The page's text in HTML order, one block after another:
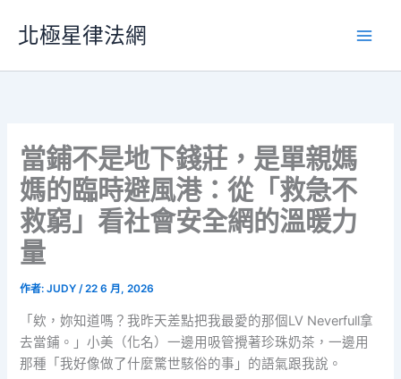
要
北極星律法網
當鋪不是地下錢莊，是單親媽
媽的臨時避風港：從「救急不
救窮」看社會安全網的溫暖力
量
作者:JUDY/22 6 月, 2026
「欸，妳知道嗎？我昨天差點把我最愛的那個LV Neverfull拿
去當鋪。」小美（化名）一邊用吸管攪著珍珠奶茶，一邊用
那種「我好像做了什麼驚世駭俗的事」的語氣跟我說。